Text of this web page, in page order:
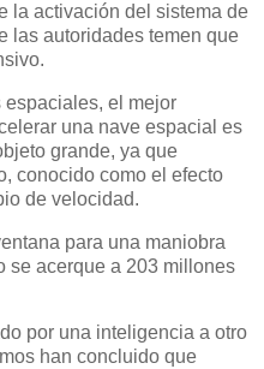
la activación del sistema de
las autoridades temen que
espaciales, el mejor
una nave espacial es
grande, ya que
conocido como el efecto
de velocidad.
para una maniobra
se acerque a 203 millones
por una inteligencia a otro
han concluido que